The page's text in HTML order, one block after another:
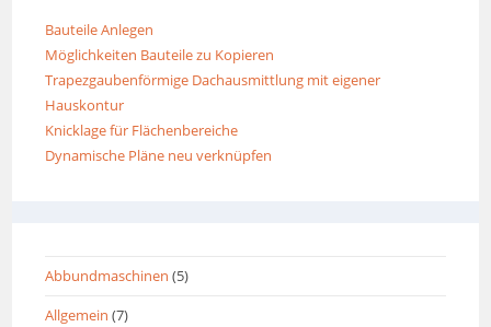
Bauteile Anlegen
Möglichkeiten Bauteile zu Kopieren
Trapezgaubenförmige Dachausmittlung mit eigener
Hauskontur
Knicklage für Flächenbereiche
Dynamische Pläne neu verknüpfen
Abbundmaschinen (5)
Allgemein (7)